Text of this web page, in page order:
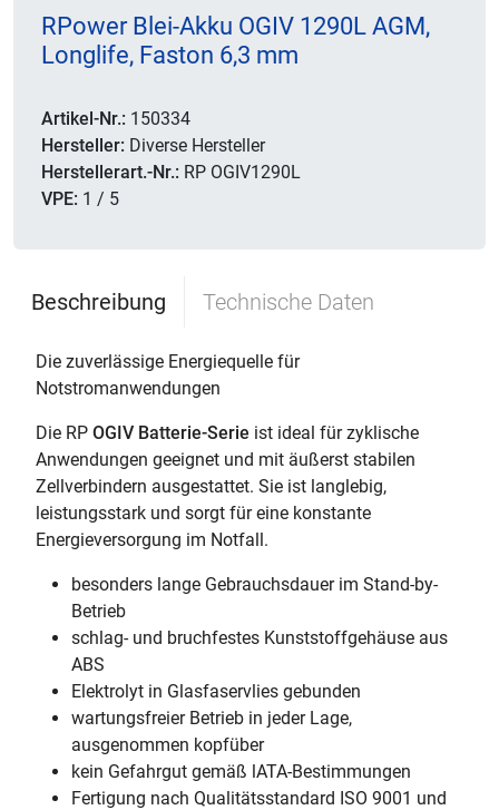
RPower Blei-Akku OGIV 1290L AGM,
Longlife, Faston 6,3 mm
Artikel-Nr.: 150334
Hersteller: Diverse Hersteller
Herstellerart.-Nr.: RP OGIV1290L
VPE: 1 / 5
Beschreibung Technische Daten
Die zuverlässige Energiequelle für
Notstromanwendungen
Die RP OGIV Batterie-Serie ist ideal für zyklische
Anwendungen geeignet und mit äußerst stabilen
Zellverbindern ausgestattet. Sie ist langlebig,
leistungsstark und sorgt für eine konstante
Energieversorgung im Notfall.
besonders lange Gebrauchsdauer im Stand-by-
Betrieb
schlag- und bruchfestes Kunststoffgehäuse aus
ABS
Elektrolyt in Glasfaservlies gebunden
wartungsfreier Betrieb in jeder Lage,
ausgenommen kopfüber
kein Gefahrgut gemäß lATA-Bestimmungen
Fertigung nach Qualitätsstandard ISO 9001 und